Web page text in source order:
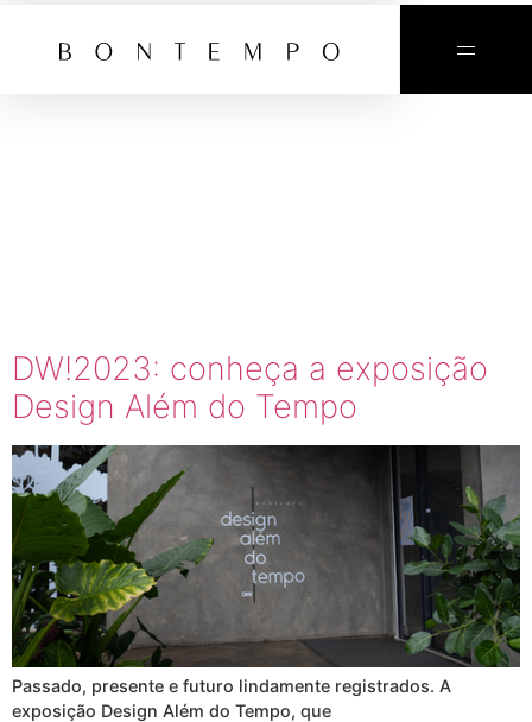
DW!2023: conheça a exposição
Design Além do Tempo
Passado, presente e futuro lindamente registrados. A
exposição Design Além do Tempo, que